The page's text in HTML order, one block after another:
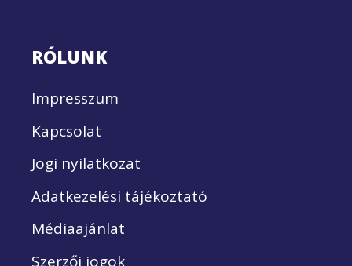
RÓLUNK
Impresszum
Kapcsolat
Jogi nyilatkozat
Adatkezelési tájékoztató
Médiaajánlat
Szerzői jogok